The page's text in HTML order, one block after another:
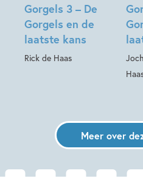
Gorgels 3 – De
Gorgels en de
laatste kans
Rick de Haas
Meer over